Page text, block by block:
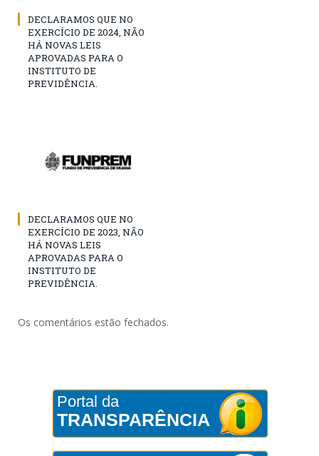
DECLARAMOS QUE NO
EXERCÍCIO DE 2024, NÃO
HÁ NOVAS LEIS
APROVADAS PARA O
INSTITUTO DE
PREVIDÊNCIA.
DECLARAMOS QUE NO
EXERCÍCIO DE 2023, NÃO
HÁ NOVAS LEIS
APROVADAS PARA O
INSTITUTO DE
PREVIDÊNCIA.
Os comentários estão fechados.
Portal da
TRANSPARÊNCIA